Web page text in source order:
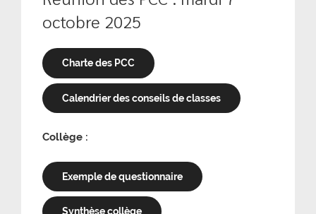
octobre 2025
Charte des PCC
Calendrier des conseils de classes
Collège :
Exemple de questionnaire
Synthèse collège